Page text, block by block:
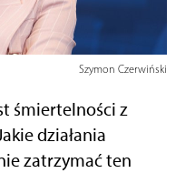
Szymon Czerwiński
śmiertelności z
działania
zatrzymać ten